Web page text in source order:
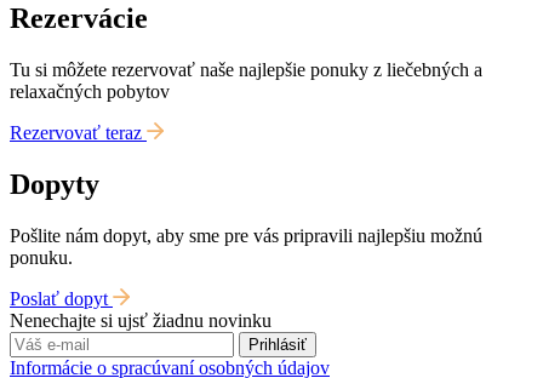
Rezervácie
Tu si môžete rezervovať naše najlepšie ponuky z liečebných a
relaxačných pobytov
Rezervovať teraz
Dopyty
Pošlite nám dopyt, aby sme pre vás pripravili najlepšiu možnú
ponuku.
Poslať dopyt
Nenechajte si ujsť žiadnu novinku
Prihlásiť
Informácie o spracúvaní osobných údajov